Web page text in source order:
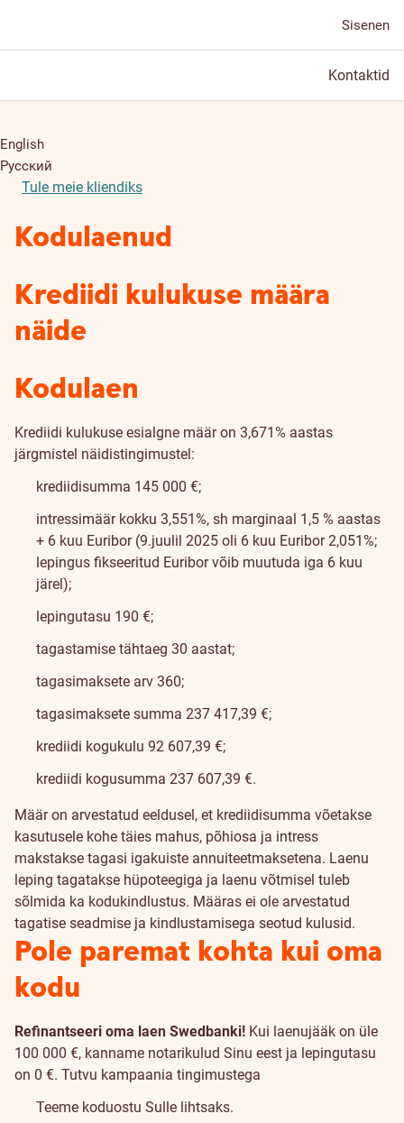
Sisenen
Kontaktid
English
Русский
Tule meie kliendiks
Kodulaenud
Krediidi kulukuse määra
näide
Kodulaen
Krediidi kulukuse esialgne määr on 3,671% aastas
järgmistel näidistingimustel:
krediidisumma 145 000 €;
intressimäär kokku 3,551%, sh marginaal 1,5 % aastas
+ 6 kuu Euribor (9.juulil 2025 oli 6 kuu Euribor 2,051%;
lepingus fikseeritud Euribor võib muutuda iga 6 kuu
järel);
lepingutasu 190 €;
tagastamise tähtaeg 30 aastat;
tagasimaksete arv 360;
tagasimaksete summa 237 417,39 €;
krediidi kogukulu 92 607,39 €;
krediidi kogusumma 237 607,39 €.
Määr on arvestatud eeldusel, et krediidisumma võetakse
kasutusele kohe täies mahus, põhiosa ja intress
makstakse tagasi igakuiste annuiteetmaksetena. Laenu
leping tagatakse hüpoteegiga ja laenu võtmisel tuleb
sõlmida ka kodukindlustus. Määras ei ole arvestatud
tagatise seadmise ja kindlustamisega seotud kulusid.
Pole paremat kohta kui oma
kodu
Refinantseeri oma laen Swedbanki! Kui laenujääk on üle
100 000 €, kanname notarikulud Sinu eest ja lepingutasu
on 0 €. Tutvu kampaania tingimustega
Teeme koduostu Sulle lihtsaks.